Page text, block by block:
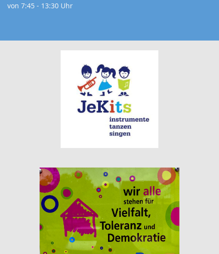
von 7:45 - 13:30 Uhr